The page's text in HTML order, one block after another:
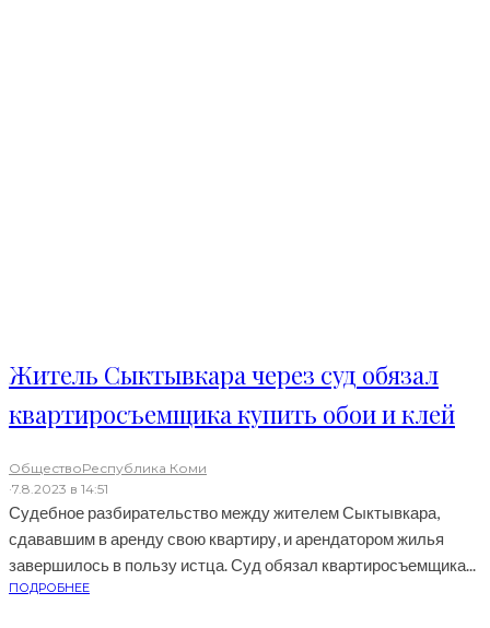
Житель Сыктывкара через суд обязал
квартиросъемщика купить обои и клей
ОбществоРеспублика Коми
·7.8.2023 в 14:51
Судебное разбирательство между жителем Сыктывкара,
сдававшим в аренду свою квартиру, и арендатором жилья
завершилось в пользу истца. Суд обязал квартиросъемщика...
ПОДРОБНЕЕ